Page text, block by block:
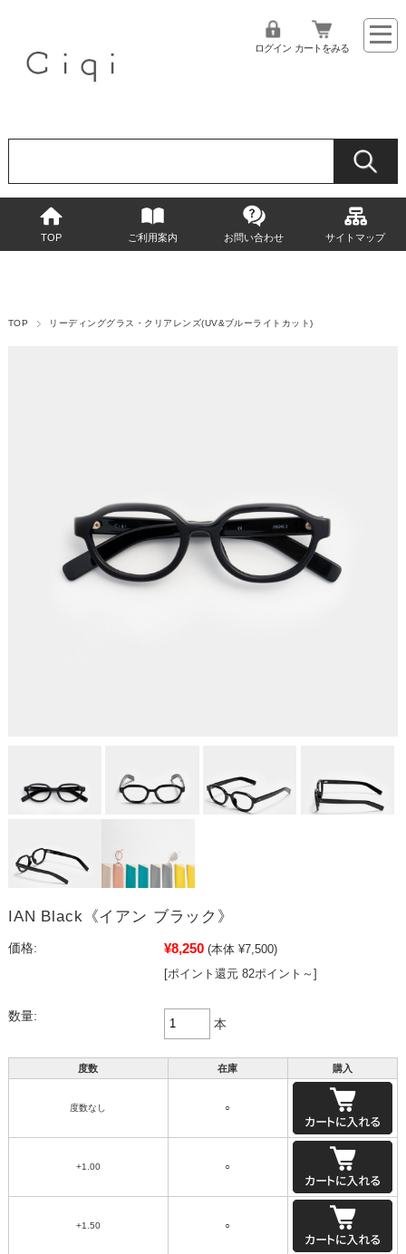
ログイン カートをみる
TOP ご利用案内 お問い合わせ サイトマップ
TOP リーディンググラス・クリアレンズ(UV&ブルーライトカット)
IAN Black《イアン ブラック》
価格: ¥8,250 (本体 ¥7,500)
[ポイント還元 82ポイント～]
数量:
本
度数 在庫 購入
度数なし ○
+1.00 ○
+1.50 ○